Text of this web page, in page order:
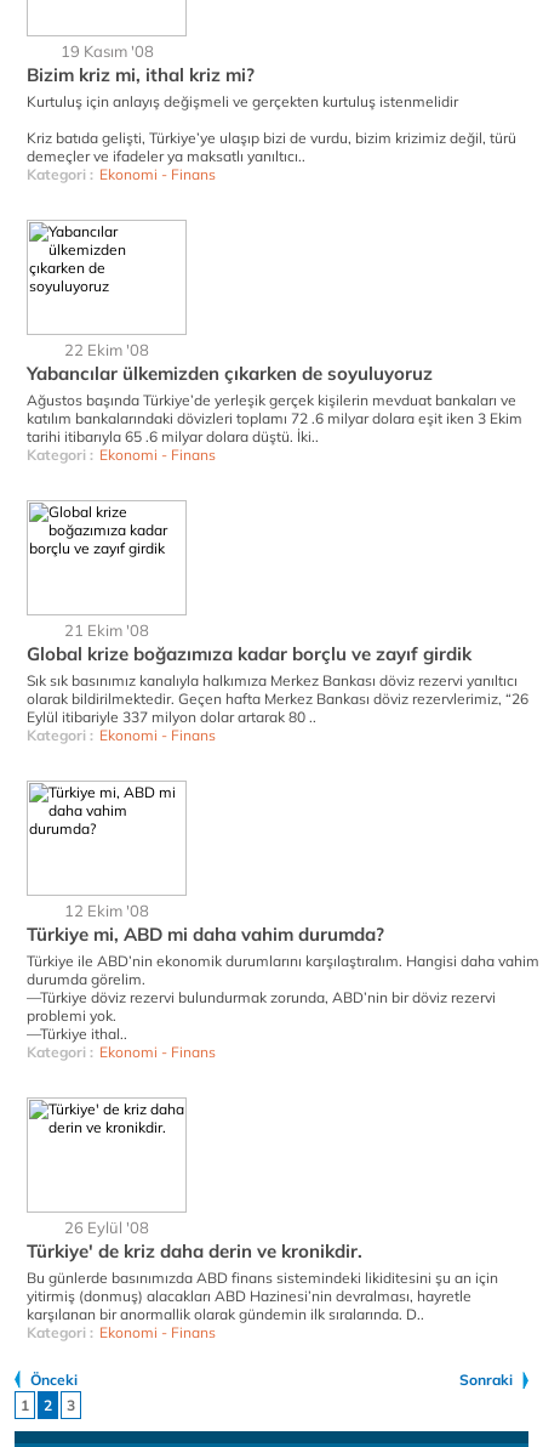
19 Kasım '08
Bizim kriz mi, ithal kriz mi?
Kurtuluş için anlayış değişmeli ve gerçekten kurtuluş istenmelidir
Kriz batıda gelişti, Türkiye’ye ulaşıp bizi de vurdu, bizim krizimiz değil, türü
demeçler ve ifadeler ya maksatlı yanıltıcı..
Kategori : Ekonomi - Finans
22 Ekim '08
Yabancılar ülkemizden çıkarken de soyuluyoruz
Ağustos başında Türkiye’de yerleşik gerçek kişilerin mevduat bankaları ve
katılım bankalarındaki dövizleri toplamı 72 .6 milyar dolara eşit iken 3 Ekim
tarihi itibarıyla 65 .6 milyar dolara düştü. İki..
Kategori : Ekonomi - Finans
21 Ekim '08
Global krize boğazımıza kadar borçlu ve zayıf girdik
Sık sık basınımız kanalıyla halkımıza Merkez Bankası döviz rezervi yanıltıcı
olarak bildirilmektedir. Geçen hafta Merkez Bankası döviz rezervlerimiz, “26
Eylül itibariyle 337 milyon dolar artarak 80 ..
Kategori : Ekonomi - Finans
12 Ekim '08
Türkiye mi, ABD mi daha vahim durumda?
Türkiye ile ABD’nin ekonomik durumlarını karşılaştıralım. Hangisi daha vahim
durumda görelim.
—Türkiye döviz rezervi bulundurmak zorunda, ABD’nin bir döviz rezervi
problemi yok.
—Türkiye ithal..
Kategori : Ekonomi - Finans
26 Eylül '08
Türkiye' de kriz daha derin ve kronikdir.
Bu günlerde basınımızda ABD finans sistemindeki likiditesini şu an için
yitirmiş (donmuş) alacakları ABD Hazinesi’nin devralması, hayretle
karşılanan bir anormallik olarak gündemin ilk sıralarında. D..
Kategori : Ekonomi - Finans
Önceki
Sonraki
1
2 3